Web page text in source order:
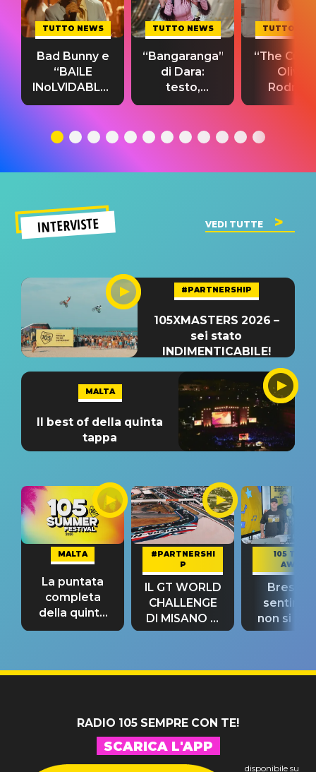
TUTTO NEWS
Bad Bunny e
“BAILE
INoLVIDABLE”:
testo,
significato
TUTTO NEWS
“Bangaranga”
di Dara:
testo,
traduzione e
del singolo
TUTTO
“The
Olivia
testo,
INTERVISTE VEDI TUTTE
#PARTNERSHIP
105XMASTERS 2026 –
sei stato
INDIMENTICABILE!
MALTA
Il best of della quinta
tappa
MALTA
La puntata
completa
della quinta
tappa
#PARTNERSHI
P
IL GT WORLD
CHALLENGE
DI MISANO si
riconferma
105 TAKE
AWAY
Bresh:
non si
fino alla
RADIO 105 SEMPRE CON TE!
SCARICA L'APP
disponibile su